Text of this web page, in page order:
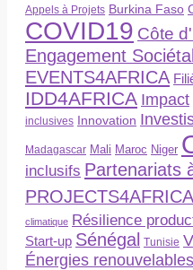
Appels à Projets Burkina Faso
COVID19 Côte
Engagement Sociétal
EVENTS4AFRICA
IDD4AFRICA Impact
inclusives Innovation
Madagascar Mali Maroc Niger
inclusifs Partenariats
PROJECTS4AFRICA
climatique Résilience
Start-up Sénégal Tunisie
Énergies renouvelables